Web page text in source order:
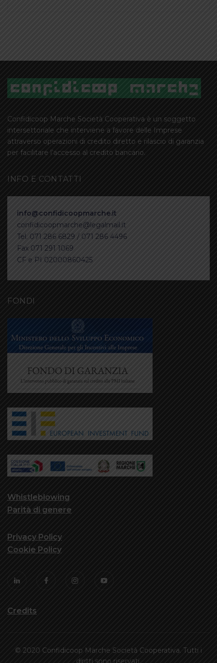
Confidicoop Marche Società Cooperativa è un soggetto
intersettoriale che interviene a favore delle Imprese
attraverso operazioni di credito diretto e rilascio di garanzia
per facilitare l’accesso al credito bancario.
INFO E CONTATTI
info@confidicoopmarche.it
confidicoopmarche@legalmail.it
Tel. 071 286 6829 / 071 286 4496
Fax 071 291 1069
CF e PI 02000860425
FONDI
Whistleblowing
Parità di genere
Privacy Policy
Cookie Policy
Credits
© 2020 Confidicoop Marche Società Cooperativa. Tutti i
diritti sono riservati.